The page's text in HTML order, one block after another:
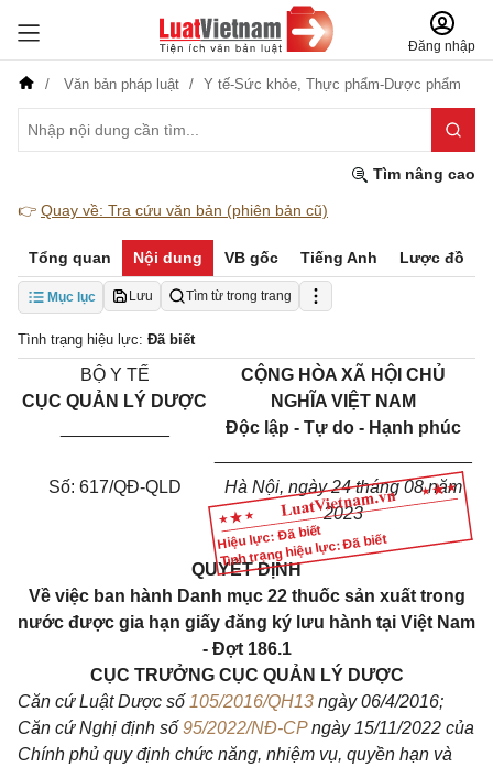
Đăng nhập
Văn bản pháp luật Y tế-Sức khỏe, Thực phẩm-Dược phẩm
Tìm nâng cao
👉 Quay về: Tra cứu văn bản (phiên bản cũ)
Tổng quan Nội dung VB gốc Tiếng Anh Lược đồ
Mục lục Lưu Tìm từ trong trang
Tình trạng hiệu lực: Đã biết
Hiệu lực: Đã biết
Tình trạng hiệu lực: Đã biết
BỘ Y TẾ
CỤC QUẢN LÝ DƯỢC
CỘNG HÒA XÃ HỘI CHỦ
NGHĨA VIỆT NAM
Độc lập - Tự do - Hạnh phúc
Số: 617/QĐ-QLD
Hà Nội, ngày 24 tháng 08 năm
2023
QUYẾT ĐỊNH
Về việc ban hành Danh mục 22 thuốc sản xuất trong
nước được gia hạn giấy đăng ký lưu hành tại Việt Nam
- Đợt 186.1
CỤC TRƯỞNG CỤC QUẢN LÝ DƯỢC
Căn cứ Luật Dược số 105/2016/QH13 ngày 06/4/2016;
Căn cứ Nghị định số 95/2022/NĐ-CPngày 15/11/2022 của
Chính phủ quy định chức năng, nhiệm vụ, quyền hạn và